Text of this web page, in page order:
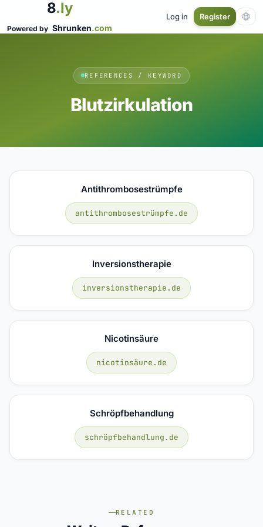
8.ly
Powered by Shrunken.com
Log in Register
REFERENCES / KEYWORD
Blutzirkulation
Antithrombosestrümpfe
antithrombosestrümpfe.de
Inversionstherapie
inversionstherapie.de
Nicotinsäure
nicotinsäure.de
Schröpfbehandlung
schröpfbehandlung.de
RELATED